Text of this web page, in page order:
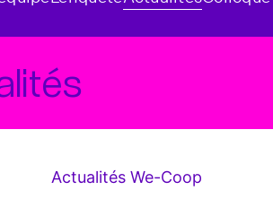
Actualités We-Coop